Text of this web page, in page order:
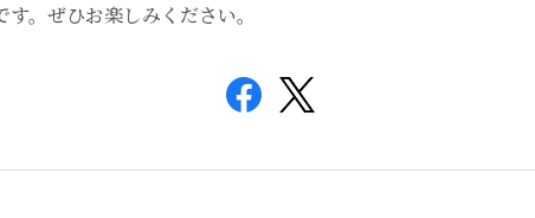
。ぜひお楽しみください。